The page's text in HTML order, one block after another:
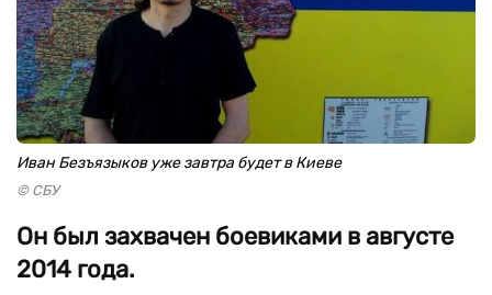
Иван Безъязыков уже завтра будет в Киеве
© СБУ
Он был захвачен боевиками в августе
2014 года.